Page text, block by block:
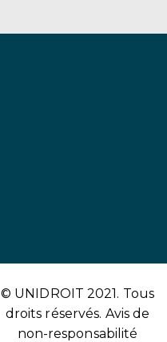
© UNIDROIT 2021. Tous
droits réservés. Avis de
non-responsabilité